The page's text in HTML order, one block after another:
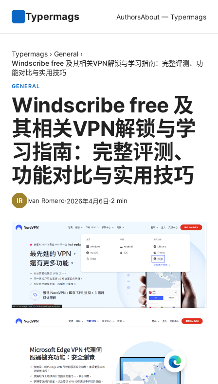
Typermags AuthorsAbout — Typermags
Typermags › General ›
Windscribe free 及其相关VPN解锁与学习指南：完整评测、功
能对比与实用技巧
GENERAL
Windscribe free 及
其相关VPN解锁与学
习指南：完整评测、
功能对比与实用技巧
Ivan Romero·2026年4月6日·2 min